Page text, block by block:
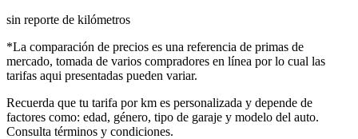
sin reporte de kilómetros
*La comparación de precios es una referencia de primas de
mercado, tomada de varios compradores en línea por lo cual las
tarifas aqui presentadas pueden variar.
Recuerda que tu tarifa por km es personalizada y depende de
factores como: edad, género, tipo de garaje y modelo del auto.
Consulta términos y condiciones.